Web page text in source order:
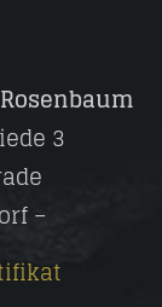
3
–